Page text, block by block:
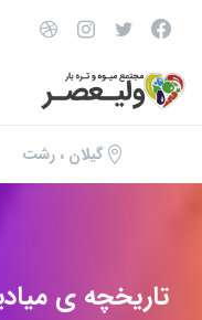
گیلان ، رشت
تاریخچه ی